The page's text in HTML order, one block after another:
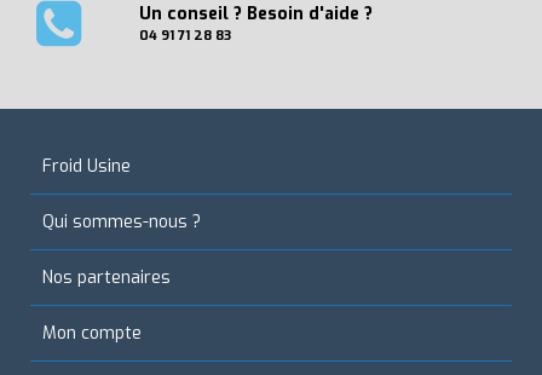
Un conseil ? Besoin d'aide ?
04 91 71 28 83
Froid Usine
Qui sommes-nous ?
Nos partenaires
Mon compte